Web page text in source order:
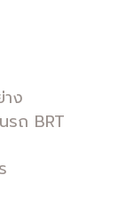
ง
รถ BRT